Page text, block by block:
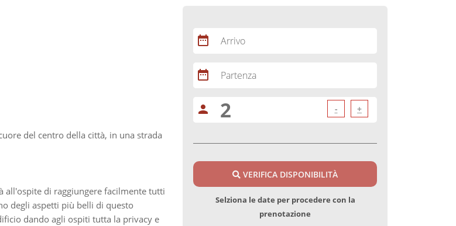
del centro della città, in una strada
all'ospite di raggiungere facilmente tutti
degli aspetti più belli di questo
dando agli ospiti tutta la privacy e
date_range Arrivo
date_range Partenza
person - +
VERIFICA DISPONIBILITÀ
Selziona le date per procedere con la
prenotazione